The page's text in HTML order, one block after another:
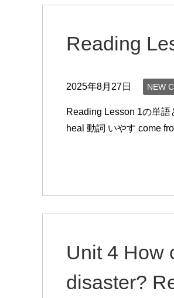
Reading
2025年8月27日 NEW
Reading Lesson 1の単
heal 動詞 いやす come
Unit 4 How
disaster?